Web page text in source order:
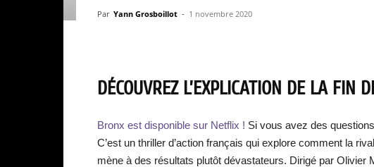
Par Yann Grosboillot - 1 novembre 2020
DÉCOUVREZ L’EXPLICATION DE LA FIN
Bronx est disponible sur Netflix ! Si vous avez des
C’est un thriller d’action français qui explore comment la
mène à des résultats plutôt dévastateurs. Dirigé par